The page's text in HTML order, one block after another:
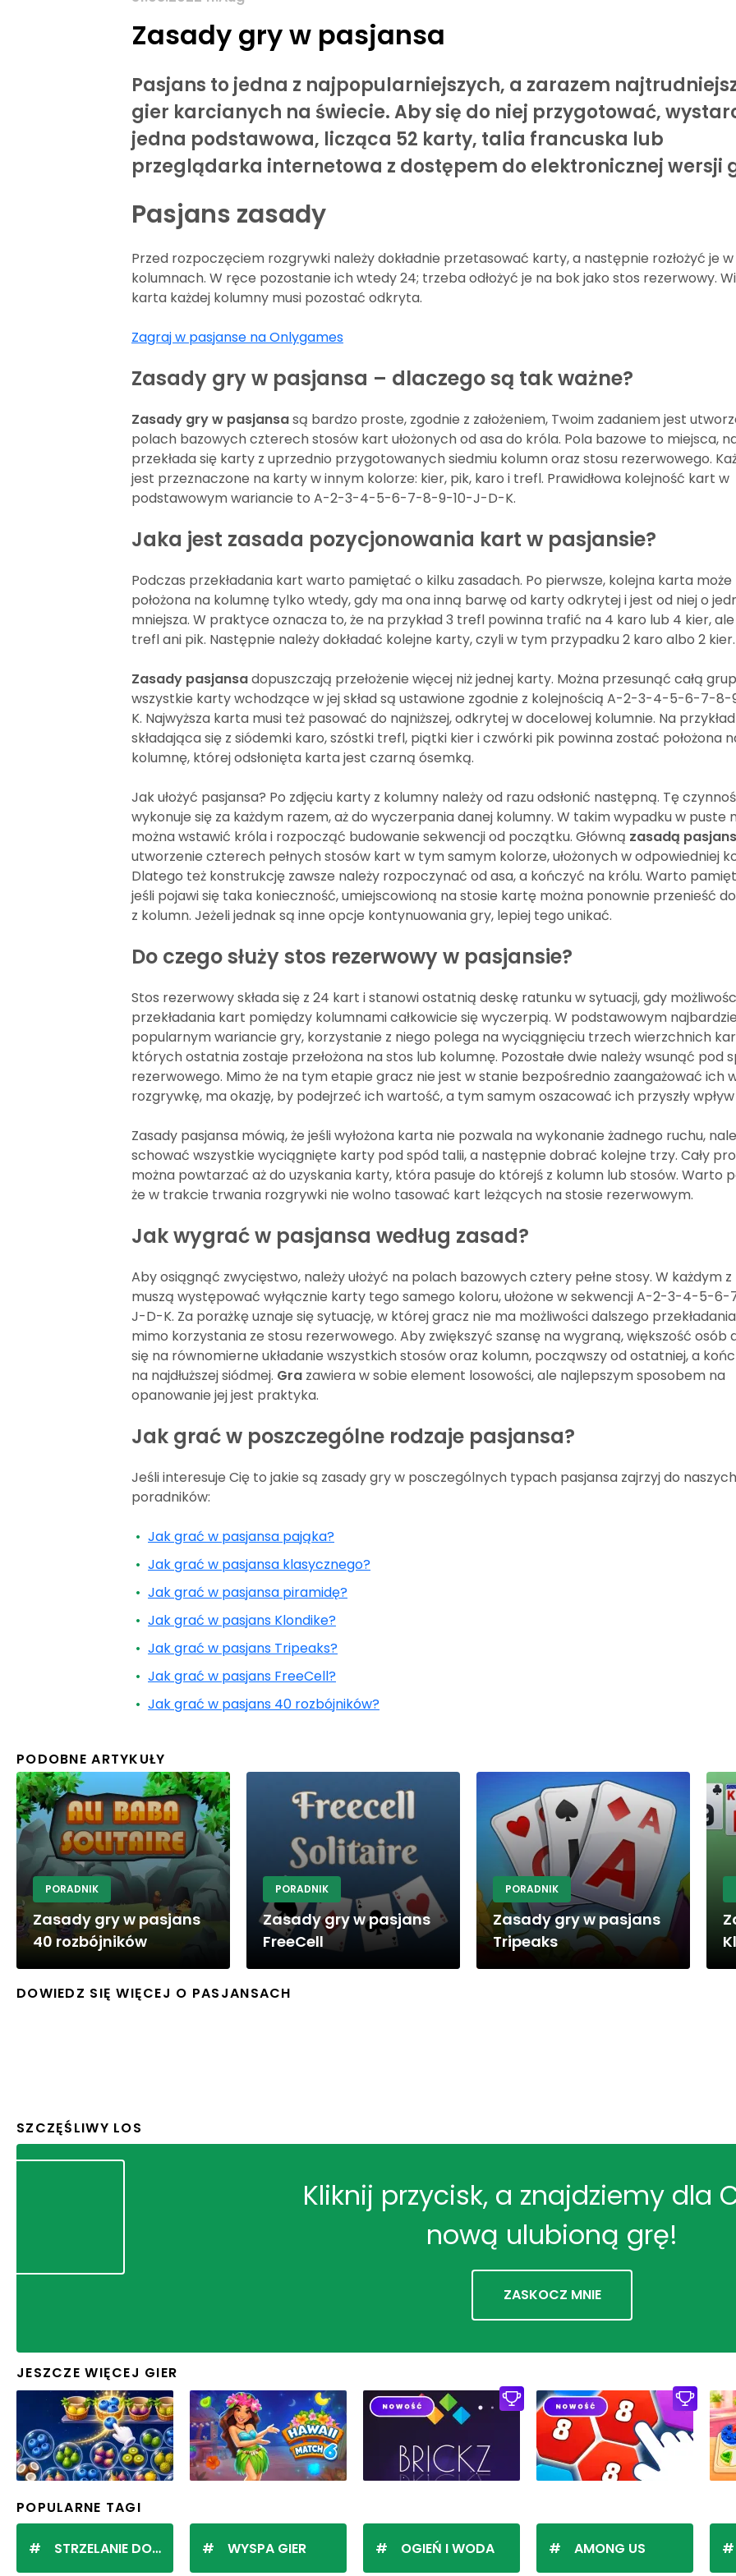
Zasady gry w pasjansa
Pasjans to jedna z najpopularniejszych, a zarazem
gier karcianych na świecie. Aby się do niej przygotować,
jedna podstawowa, licząca 52 karty, talia francuska lub
przeglądarka internetowa z dostępem do elektronicznej wersji
Pasjans zasady
Przed rozpoczęciem rozgrywki należy dokładnie przetasować karty, a następnie rozłożyć je
kolumnach. W ręce pozostanie ich wtedy 24; trzeba odłożyć je na bok jako stos rezerwowy.
karta każdej kolumny musi pozostać odkryta.
Zagraj w pasjanse na Onlygames
Zasady gry w pasjansa – dlaczego są tak ważne?
Zasady gry w pasjansasą bardzo proste, zgodnie z założeniem, Twoim zadaniemjest
polach bazowych czterech stosów kart ułożonych od asa do króla. Pola bazowe to miejsca,
przekłada się karty z uprzednio przygotowanych siedmiu kolumn oraz stosu rezerwowego.
jest przeznaczone na karty w innym kolorze: kier, pik, karo i trefl. Prawidłowa kolejność kart w
podstawowym wariancie to A-2-3-4-5-6-7-8-9-10-J-D-K.
Jaka jest zasada pozycjonowania kart w pasjansie?
Podczas przekładania kart warto pamiętać o kilku zasadach. Po pierwsze, kolejna karta
położona na kolumnę tylko wtedy, gdy ma ona inną barwę od karty odkrytej i jest od niej o
mniejsza. W praktyce oznacza to, że na przykład 3 trefl powinna trafić na 4 karo lub 4 kier,
trefl ani pik. Następnie należy dokładać kolejne karty, czyli w tym przypadku 2 karo albo 2 kier.
Zasady pasjansadopuszczają przełożenie więcej niż jednej karty. Można przesunąć całą
wszystkie karty wchodzące w jej skład są ustawione zgodnie z kolejnością A-2-3-4-5-6-7-
K. Najwyższa karta musi też pasować do najniższej, odkrytej w docelowej kolumnie. Na
składająca się z siódemki karo, szóstki trefl, piątki kier i czwórki pik powinna zostać położona
kolumnę, której odsłonięta karta jest czarną ósemką.
Jak ułożyć pasjansa? Po zdjęciu karty z kolumny należy od razu odsłonić następną. Tę
wykonuje się za każdym razem, aż do wyczerpania danej kolumny. W takim wypadku w puste
można wstawić króla i rozpocząć budowanie sekwencji od początku. Główną zasadą
utworzenie czterech pełnych stosów kart w tym samym kolorze, ułożonych w odpowiedniej
Dlatego też konstrukcję zawsze należy rozpoczynać od asa, a kończyć na królu. Warto
jeśli pojawi się taka konieczność, umiejscowioną na stosie kartę można ponownie przenieść
z kolumn. Jeżeli jednak są inne opcje kontynuowania gry, lepiej tego unikać.
Do czego służy stos rezerwowy w pasjansie?
Stos rezerwowy składa się z 24 kart i stanowi ostatnią deskę ratunku w sytuacji, gdy
przekładania kart pomiędzy kolumnami całkowicie się wyczerpią. W podstawowym
popularnym wariancie gry, korzystanie z niego polega na wyciągnięciu trzech wierzchnich
których ostatnia zostaje przełożona na stos lub kolumnę. Pozostałe dwie należy wsunąć pod
rezerwowego. Mimo że na tym etapie gracz nie jest w stanie bezpośrednio zaangażować ich
rozgrywkę, ma okazję, by podejrzeć ich wartość, a tym samym oszacować ich przyszły
Zasady pasjansa mówią, że jeśli wyłożona karta nie pozwala na wykonanie żadnego ruchu,
schować wszystkie wyciągnięte karty pod spód talii, a następnie dobrać kolejne trzy. Cały
można powtarzać aż do uzyskania karty, która pasuje do którejś z kolumn lub stosów. Warto
że w trakcie trwania rozgrywki nie wolno tasować kart leżących na stosie rezerwowym.
Jak wygrać w pasjansa według zasad?
Aby osiągnąć zwycięstwo, należy ułożyć na polach bazowych cztery pełne stosy. W każdym z
muszą występować wyłącznie karty tego samego koloru, ułożone w sekwencji A-2-3-4-5-
J-D-K. Za porażkę uznaje się sytuację, w której gracz nie ma możliwości dalszego
mimo korzystania ze stosu rezerwowego. Aby zwiększyć szansę na wygraną, większość osób
się na równomierne układanie wszystkich stosów oraz kolumn, począwszy od ostatniej, a
na najdłuższej siódmej. Gra zawiera w sobie element losowości, ale najlepszym sposobem na
opanowanie jej jest praktyka.
Jak grać w poszczególne rodzaje pasjansa?
Jeśli interesuje Cię to jakie są zasady gry w posczególnych typach pasjansa zajrzyj do naszych
poradników:
Jak grać w pasjansa pająka?
Jak grać w pasjansa klasycznego?
Jak grać w pasjansa piramidę?
Jak grać w pasjans Klondike?
Jak grać w pasjans Tripeaks?
Jak grać w pasjans FreeCell?
Jak grać w pasjans 40 rozbójników?
PODOBNE ARTYKUŁY
PORADNIK
Zasady gry w pasjans
40 rozbójników
PORADNIK
Zasady gry w pasjans
FreeCell
PORADNIK
Zasady gry w pasjans
Tripeaks
DOWIEDZ SIĘ WIĘCEJ O PASJANSACH
SZCZĘŚLIWY LOS
Kliknij przycisk, a znajdziemy dla
nową ulubioną grę!
ZASKOCZ MNIE
JESZCZE WIĘCEJ GIER
POPULARNE TAGI
STRZELANIE DO KULEK WYSPA GIER OGIEŃ I WODA AMONG US